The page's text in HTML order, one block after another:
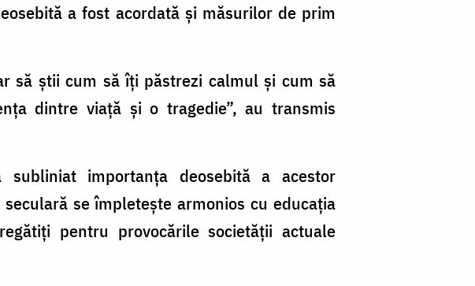
a fost acordată și măsurilor de prim
să știi cum să îți păstrezi calmul și cum să
dintre viață și o tragedie”, au transmis
subliniat importanța deosebită a acestor
se împletește armonios cu educația
pentru provocările societății actuale